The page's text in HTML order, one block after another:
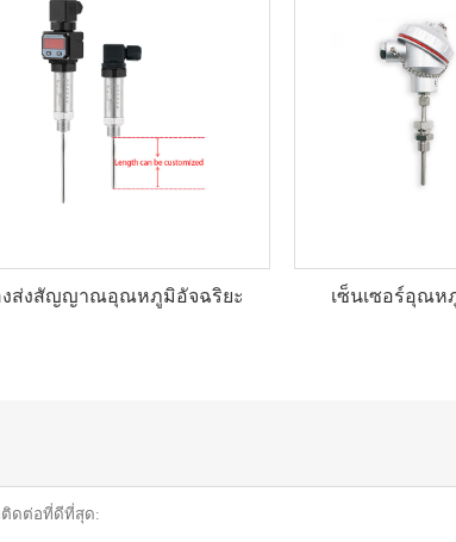
งส่งสัญญาณอุณหภูมิอัจฉริยะ เซ็นเซอร์อุณห